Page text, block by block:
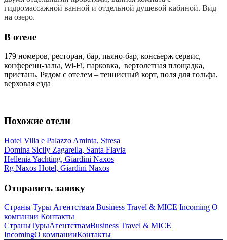
гидромассажной ванной и отдельной душевой кабиной. Вид
на озеро.
В отеле
179 номеров, ресторан, бар, пьяно-бар, консьерж сервис,
конференц-залы, Wi-Fi, парковка, вертолетная площадка,
пристань. Рядом с отелем – теннисный корт, поля для гольфа,
верховая езда
Похожие отели
Hotel Villa e Palazzo Aminta, Stresa
Domina Sicily Zagarella, Santa Flavia
Hellenia Yachting, Giardini Naxos
Rg Naxos Hotel, Giardini Naxos
Отправить заявку
Страны Туры Агентствам Business Travel & MICE Incoming О
компании Контакты
СтраныТурыАгентствамBusiness Travel & MICE
IncomingО компанииКонтакты